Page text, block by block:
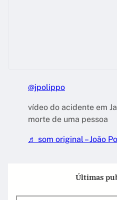
@jpolippo
vídeo do acidente em
morte de uma pessoa
♬ som original – João
Últimas